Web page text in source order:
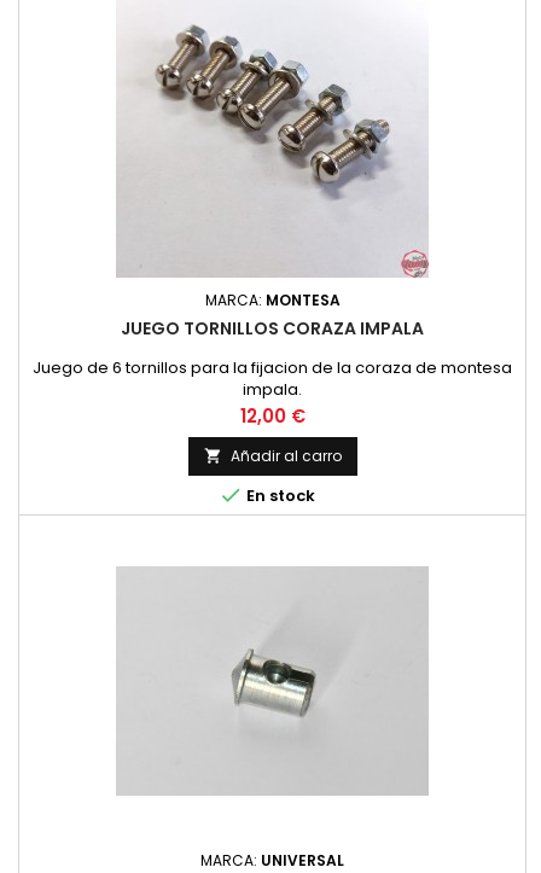
MARCA: MONTESA
JUEGO TORNILLOS CORAZA IMPALA
Juego de 6 tornillos para la fijacion de la coraza de montesa
impala.
Precio
12,00 €
 Añadir al carro
 En stock
MARCA: UNIVERSAL